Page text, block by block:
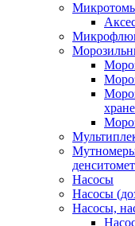
Насосы
Насосы
Насосы,